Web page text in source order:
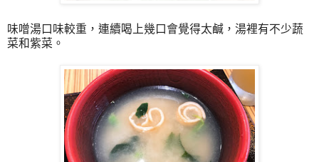
味噌湯口味較重，連續喝上幾口會覺得太鹹，湯裡有不少蔬
菜和紫菜。